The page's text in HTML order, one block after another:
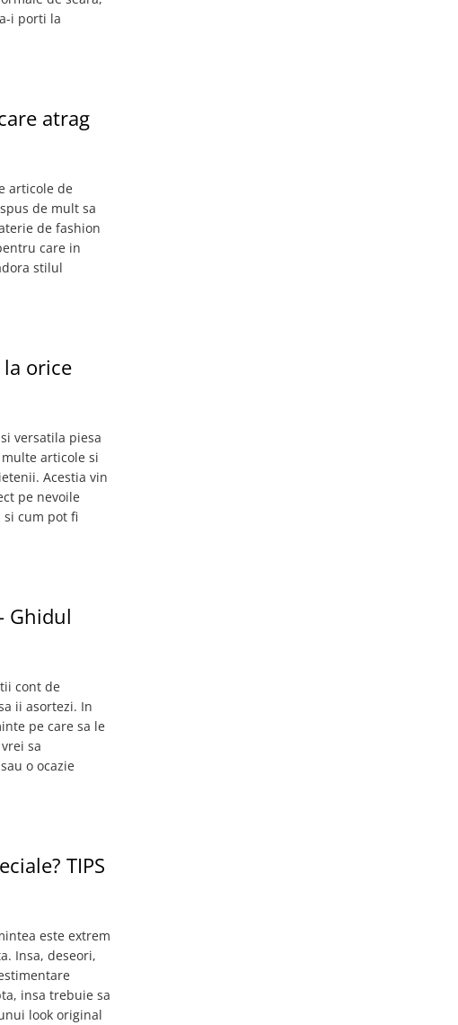
i porti la
atrag
articole de
de mult sa
de fashion
care in
stilul
orice
versatila piesa
articole si
Acestia vin
pe nevoile
cum pot fi
Ghidul
cont de
ii asortezi. In
pe care sa le
sa
o ocazie
TIPS
este extrem
Insa, deseori,
insa trebuie sa
look original